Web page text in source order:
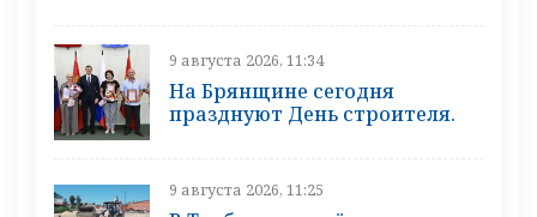
9 августа 2026, 11:34
На Брянщине сегодня
празднуют День строителя.
9 августа 2026, 11:25